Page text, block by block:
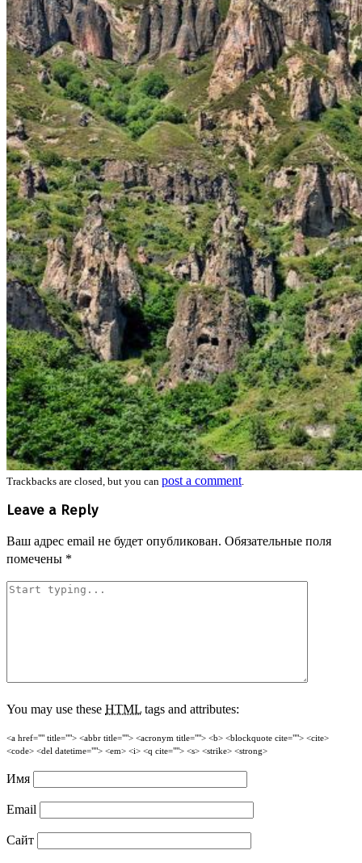
Trackbacks are closed, but you can post a comment.
Leave a Reply
Ваш адрес email не будет опубликован. Обязательные поля
помечены *
You may use these HTML tags and attributes:
<a href="" title=""> <abbr title=""> <acronym title=""> <b> <blockquote cite=""> <cite>
<code> <del datetime=""> <em> <i> <q cite=""> <s> <strike> <strong>
Имя
Email
Сайт